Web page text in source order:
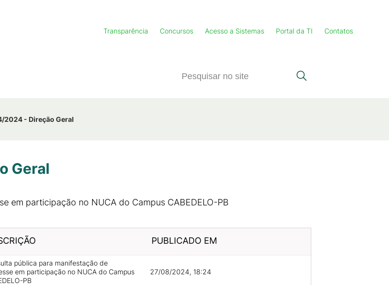
Transparência Concursos Acesso a Sistemas Portal da TI Contatos
2024 - Direção Geral
Geral
em participação no NUCA do Campus CABEDELO-PB
PUBLICADO EM
pública para manifestação de
em participação no NUCA do Campus
PB
27/08/2024, 18:24